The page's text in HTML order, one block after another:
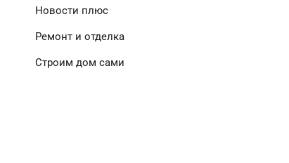
Новости плюс
Ремонт и отделка
Строим дом сами